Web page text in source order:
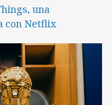
una
con Netflix